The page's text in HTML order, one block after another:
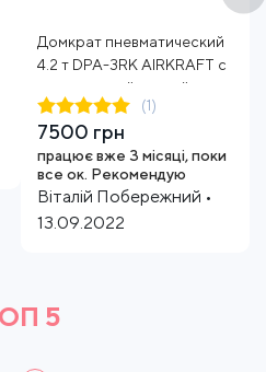
Домкрат пневматический
4.2 т DPA-3RK AIRKRAFT с
укороченной ручкой
(1)
7500 грн
працює вже 3 місяці, поки
все ок. Рекомендую
Віталій Побережний •
13.09.2022
5